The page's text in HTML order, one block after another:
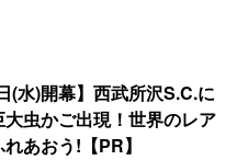
(水)開幕】西武所沢S.C.に
虫かご出現！世界のレア
あおう!【PR】